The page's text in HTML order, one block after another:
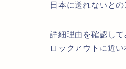
日本に送れないとの
詳細理由を確認し
ロックアウトに近